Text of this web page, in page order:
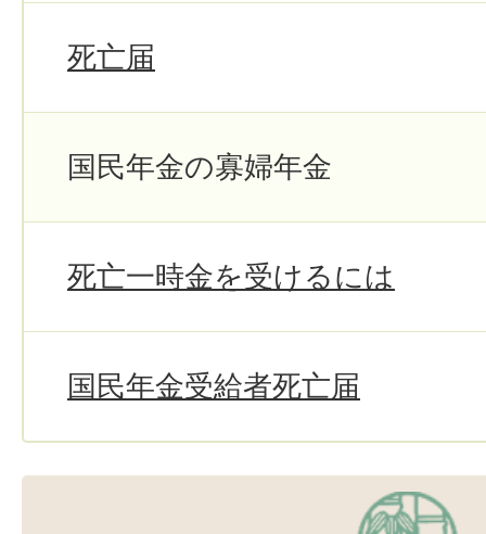
死亡届
国民年金の寡婦年金
死亡一時金を受けるには
国民年金受給者死亡届